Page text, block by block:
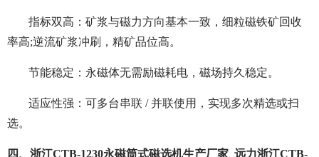
指标双高：矿浆与磁力方向基本一致，细粒磁铁矿回收
率高;逆流矿浆冲刷，精矿品位高。
节能稳定：永磁体无需励磁耗电，磁场持久稳定。
适应性强：可多台串联 / 并联使用，实现多次精选或扫
选。
四、浙江CTB-1230永磁筒式磁选机生产厂家_远力浙江CTB-